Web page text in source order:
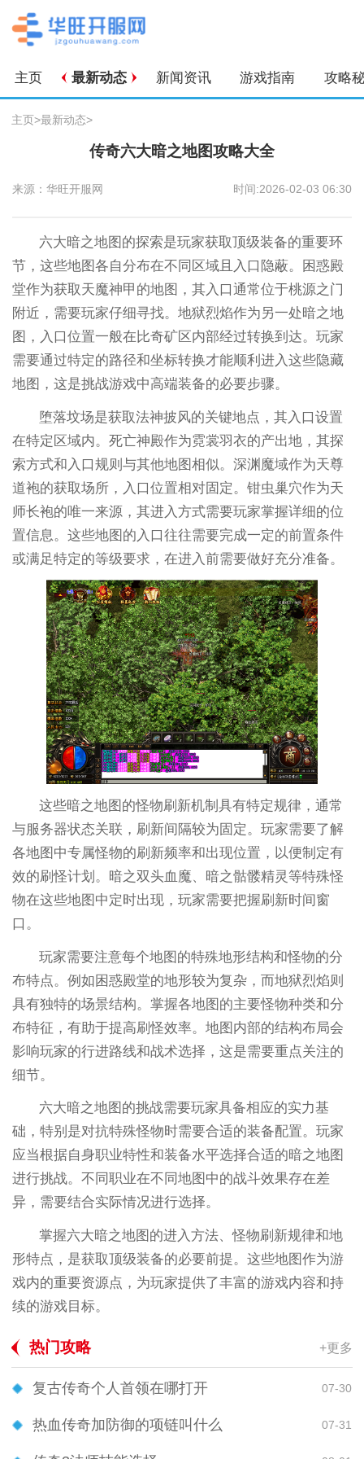
主页 最新动态 新闻资讯 游戏指南 攻略
主页>最新动态>
传奇六大暗之地图攻略大全
来源：华旺开服网 时间:2026-02-03 06:30
六大暗之地图的探索是玩家获取顶级装备的重要环
节，这些地图各自分布在不同区域且入口隐蔽。困惑殿
堂作为获取天魔神甲的地图，其入口通常位于桃源之门
附近，需要玩家仔细寻找。地狱烈焰作为另一处暗之地
图，入口位置一般在比奇矿区内部经过转换到达。玩家
需要通过特定的路径和坐标转换才能顺利进入这些隐藏
地图，这是挑战游戏中高端装备的必要步骤。
堕落坟场是获取法神披风的关键地点，其入口设置
在特定区域内。死亡神殿作为霓裳羽衣的产出地，其探
索方式和入口规则与其他地图相似。深渊魔域作为天尊
道袍的获取场所，入口位置相对固定。钳虫巢穴作为天
师长袍的唯一来源，其进入方式需要玩家掌握详细的位
置信息。这些地图的入口往往需要完成一定的前置条件
或满足特定的等级要求，在进入前需要做好充分准备。
这些暗之地图的怪物刷新机制具有特定规律，通常
与服务器状态关联，刷新间隔较为固定。玩家需要了解
各地图中专属怪物的刷新频率和出现位置，以便制定有
效的刷怪计划。暗之双头血魔、暗之骷髅精灵等特殊怪
物在这些地图中定时出现，玩家需要把握刷新时间窗
口。
玩家需要注意每个地图的特殊地形结构和怪物的分
布特点。例如困惑殿堂的地形较为复杂，而地狱烈焰则
具有独特的场景结构。掌握各地图的主要怪物种类和分
布特征，有助于提高刷怪效率。地图内部的结构布局会
影响玩家的行进路线和战术选择，这是需要重点关注的
细节。
六大暗之地图的挑战需要玩家具备相应的实力基
础，特别是对抗特殊怪物时需要合适的装备配置。玩家
应当根据自身职业特性和装备水平选择合适的暗之地图
进行挑战。不同职业在不同地图中的战斗效果存在差
异，需要结合实际情况进行选择。
掌握六大暗之地图的进入方法、怪物刷新规律和地
形特点，是获取顶级装备的必要前提。这些地图作为游
戏内的重要资源点，为玩家提供了丰富的游戏内容和持
续的游戏目标。
热门攻略 +更多
复古传奇个人首领在哪打开 07-30
热血传奇加防御的项链叫什么 07-31